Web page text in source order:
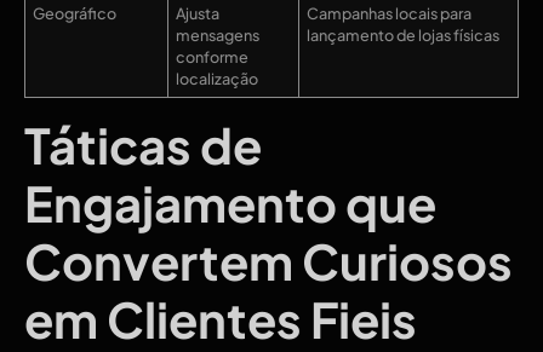
Geográfico
Ajusta
mensagens
conforme
localização
Campanhas locais para
lançamento de lojas físicas
Táticas de
Engajamento que
Convertem Curiosos
em Clientes Fieis